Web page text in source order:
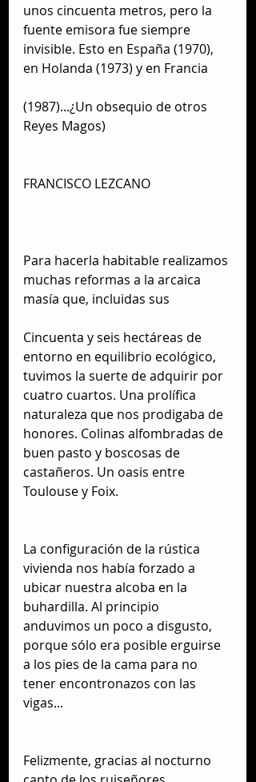
unos cincuenta metros, pero la
fuente emisora fue siempre
invisible. Esto en España (1970),
en Holanda (1973) y en Francia
(1987)...¿Un obsequio de otros
Reyes Magos)
FRANCISCO LEZCANO
Para hacerla habitable realizamos
muchas reformas a la arcaica
masía que, incluidas sus
Cincuenta y seis hectáreas de
entorno en equilibrio ecológico,
tuvimos la suerte de adquirir por
cuatro cuartos. Una prolífica
naturaleza que nos prodigaba de
honores. Colinas alfombradas de
buen pasto y boscosas de
castañeros. Un oasis entre
Toulouse y Foix.
La configuración de la rústica
vivienda nos había forzado a
ubicar nuestra alcoba en la
buhardilla. Al principio
anduvimos un poco a disgusto,
porque sólo era posible erguirse
a los pies de la cama para no
tener encontronazos con las
vigas...
Felizmente, gracias al nocturno